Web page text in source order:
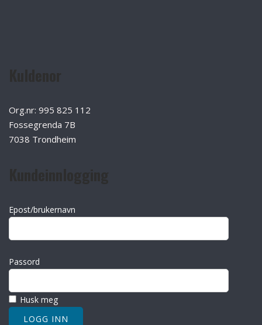
Org.nr: 995 825 112
Fossegrenda 7B
7038 Trondheim
Epost/brukernavn
Passord
Husk meg